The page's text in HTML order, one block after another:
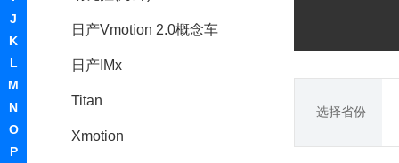
J
K
L
M
N
O
P
日产Vmotion 2.0概念车
日产IMx
Titan
Xmotion
选择省份